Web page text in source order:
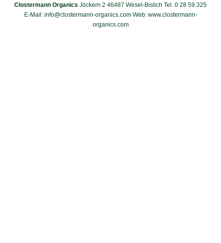
Clostermann Organics Jöckern 2 46487 Wesel-Bislich Tel. 0 28 59.325
E-Mail: info@clostermann-organics.com Web: www.clostermann-
organics.com